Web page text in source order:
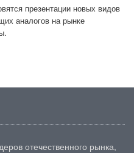
презентации новых видов
аналогов на рынке
отечественного рынка,